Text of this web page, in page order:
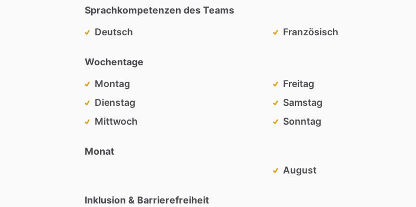
Sprachkompetenzen des Teams
Deutsch
Französisch
Wochentage
Montag
Dienstag
Mittwoch
Freitag
Samstag
Sonntag
Monat
August
Inklusion & Barrierefreiheit